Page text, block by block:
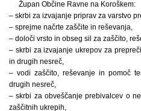
Župan Občine Ravne na Koroškem:
– skrbi za izvajanje priprav za varstvo
– sprejme načrte zaščite in reševanja,
– določi vrsto in obseg sil za zaščito,
– skrbi za izvajanje ukrepov za
in drugih nesreč,
– vodi zaščito, reševanje in pomoč
drugih nesreč,
– skrbi za obveščanje prebivalcev o
zaščitnih ukrepih,